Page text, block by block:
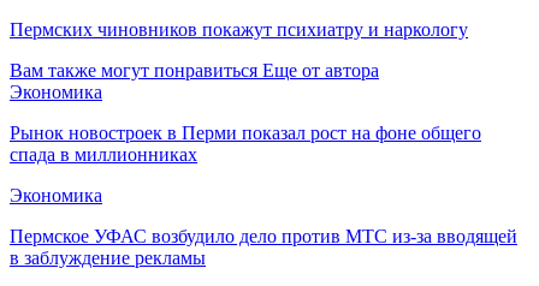
Пермских чиновников покажут психиатру и наркологу
Вам также могут понравиться Еще от автора
Экономика
Рынок новостроек в Перми показал рост на фоне общего
спада в миллионниках
Экономика
Пермское УФАС возбудило дело против МТС из-за вводящей
в заблуждение рекламы